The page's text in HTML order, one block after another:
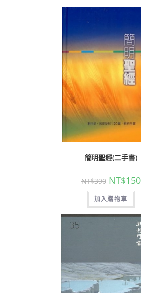
簡明聖經(二手書)
NT$390 NT$150
加入購物車